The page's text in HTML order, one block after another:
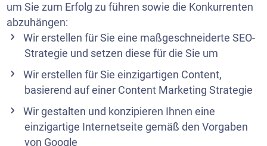
um Sie zum Erfolg zu führen sowie die Konkurrenten
abzuhängen:
Wir erstellen für Sie eine maßgeschneiderte SEO-
Strategie und setzen diese für die Sie um
Wir erstellen für Sie einzigartigen Content,
basierend auf einer Content Marketing Strategie
Wir gestalten und konzipieren Ihnen eine
einzigartige Internetseite gemäß den Vorgaben
von Google